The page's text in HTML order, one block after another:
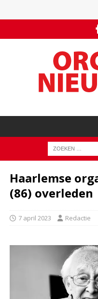
Haarlemse
(86) overleden
7 april 2023 Redactie